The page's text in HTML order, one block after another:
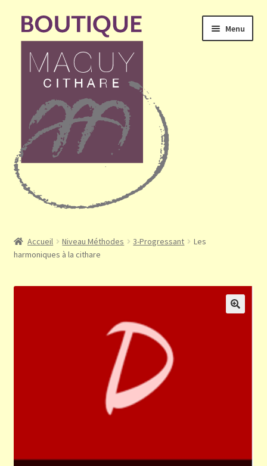
Aller
navigation
Aller
contenu
Menu
Mon compte
Validation de la commande
Accueil Niveau Méthodes 3-Progressant
Les
harmoniques à la cithare